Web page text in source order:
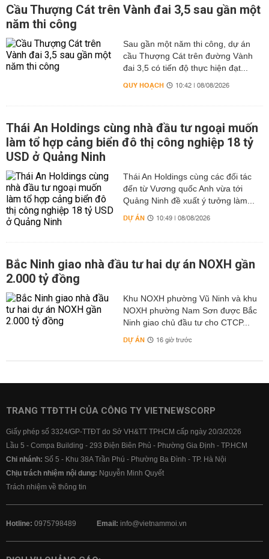
Cầu Thượng Cát trên Vành đai 3,5 sau gần một
năm thi công
Sau gần một năm thi công, dự án
cầu Thượng Cát trên đường Vành
đai 3,5 có tiến độ thực hiện đạt...
QUY HOẠCH 10:42 | 08/08/2026
Thái An Holdings cùng nhà đầu tư ngoại muốn
làm tổ hợp cảng biển đô thị công nghiệp 18 tỷ
USD ở Quảng Ninh
Thái An Holdings cùng các đối tác
đến từ Vương quốc Anh vừa tới
Quảng Ninh đề xuất ý tưởng làm...
DỰ ÁN 10:49 | 08/08/2026
Bắc Ninh giao nhà đầu tư hai dự án NOXH gần
2.000 tỷ đồng
Khu NOXH phường Vũ Ninh và khu
NOXH phường Nam Sơn được Bắc
Ninh giao chủ đầu tư cho CTCP...
DỰ ÁN 16 giờ trước
TRANG TTĐTTH CỦA CÔNG TY VIETNEWSCORP
Giấy phép số 3324/GP-TTĐT do Sở VH&TT TPHCM cấp ngày 20/3/2026
Lầu 5 - Compa Building - 293 Điện Biên Phủ - Phường Gia Định - TP.HCM
Chi nhánh: Số 5 - Khu 38A Trần Phú - Phường Ba Đình - TP. Hà Nội
Chịu trách nhiệm nội dung: Nguyễn Minh Quyết
Trách nhiệm về thông tin
Hotline: 0975798489 Email: info@vietnammoi.vn